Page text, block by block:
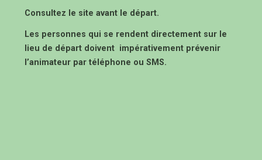
Consultez le site avant le départ.
Les personnes qui se rendent directement sur le
lieu de départ doivent impérativement prévenir
l’animateur par téléphone ou SMS.